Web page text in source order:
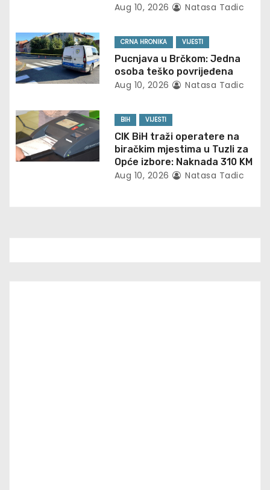
t
i
o
n
Aug 10, 2026 Natasa Tadic
CRNA HRONIKA VIJESTI
Pucnjava u Brčkom: Jedna
osoba teško povrijeđena
Aug 10, 2026 Natasa Tadic
BIH VIJESTI
CIK BiH traži operatere na
biračkim mjestima u Tuzli za
Opće izbore: Naknada 310 KM
Aug 10, 2026 Natasa Tadic